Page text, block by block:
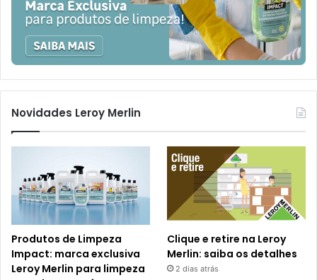
Novidades Leroy Merlin
Produtos de Limpeza
Impact: marca exclusiva
Leroy Merlin para limpeza
Clique e retire na Leroy
Merlin: saiba os detalhes
2 dias atrás